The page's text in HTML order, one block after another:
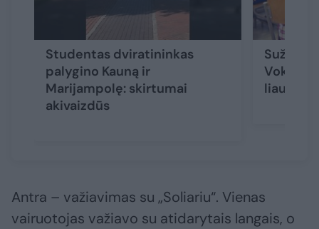
Studentas dviratininkas
palygino Kauną ir
Marijampolę: skirtumai
akivaizdūs
Antra – važiavimas su „Soliariu“. Vienas
vairuotojas važiavo su atidarytais langais, o